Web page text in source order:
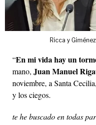
Ricca y
“En mi vida hay un
mano, Juan Manuel
noviembre, a Santa
y los ciegos.
te he buscado en todas